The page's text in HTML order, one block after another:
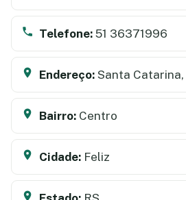
Telefone: 51 36371996
Endereço: Santa
Bairro: Centro
Cidade: Feliz